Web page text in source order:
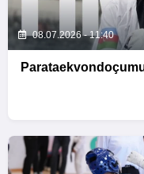
08.07.2026 - 11:40